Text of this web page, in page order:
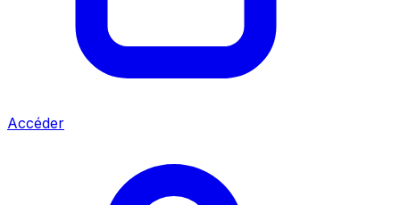
Accéder